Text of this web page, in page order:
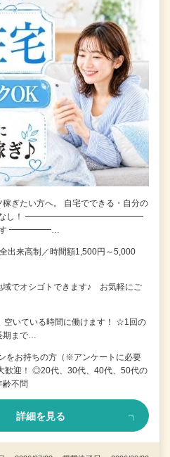
ぎたい方へ。 自宅でできる・自分の
マなし！ ━━━━━━━━━━━━━━
す ━━━━━…
出来高制／時間額1,500円～5,000
域でオシゴトできます♪ お気軽にご
空いている時間に働けます！ ☆1回の
期まで…
をお持ちの方（※アンケートに必要
歓迎！ ◎20代、30代、40代、50代の
不問
詳細を見る